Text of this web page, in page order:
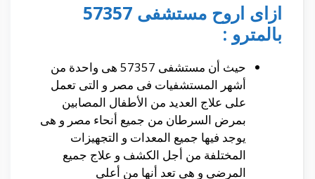
ازاى اروح مستشفى 57357
بالمترو :
حيث أن مستشفى 57357 هى واحدة من
أشهر المستشفيات فى مصر و التى تعمل
على علاج العديد من الأطفال المصابين
بمرض السرطان من جميع أنحاء مصر و هى
يوجد فيها جميع المعدات و التجهيزات
المختلفة من أجل الكشف و علاج جميع
المرضى و هى تعد أنها من أعلى